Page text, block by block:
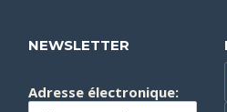
NEWSLETTER
Adresse électronique: